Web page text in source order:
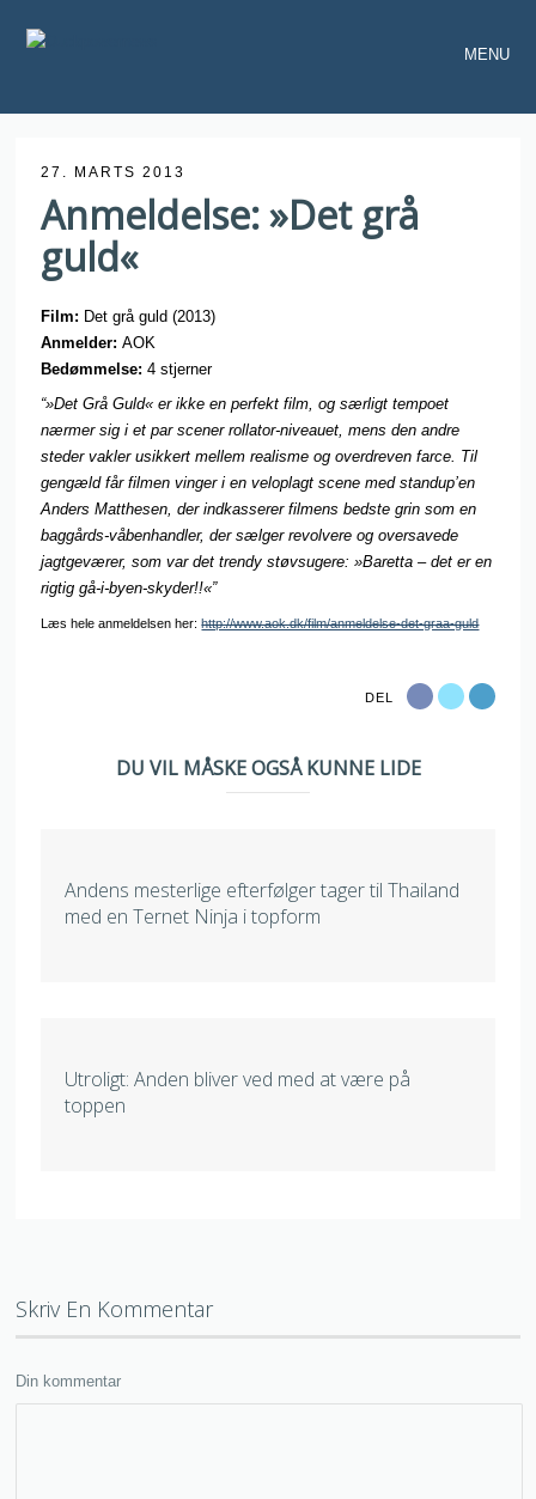
MENU
27. MARTS 2013
Anmeldelse: »Det grå
guld«
Film: Det grå guld (2013)
Anmelder:AOK
Bedømmelse: 4 stjerner
“»Det Grå Guld« er ikke en perfekt film, og særligt tempoet
nærmer sig i et par scener rollator-niveauet, mens den andre
steder vakler usikkert mellem realisme og overdreven farce. Til
gengæld får filmen vinger i en veloplagt scene med standup’en
Anders Matthesen, der indkasserer filmens bedste grin som en
baggårds-våbenhandler, der sælger revolvere og oversavede
jagtgeværer, som var det trendy støvsugere: »Baretta – det er en
rigtig gå-i-byen-skyder!!«”
Læs hele anmeldelsen her:http://www.aok.dk/film/anmeldelse-det-graa-guld
DEL
DU VIL MÅSKE OGSÅ KUNNE LIDE
Andens mesterlige efterfølger tager til Thailand
med en Ternet Ninja i topform
Utroligt: Anden bliver ved med at være på
toppen
Skriv En Kommentar
Din kommentar